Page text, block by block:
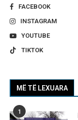
FACEBOOK
INSTAGRAM
YOUTUBE
TIKTOK
MË TË LEXUARA
1